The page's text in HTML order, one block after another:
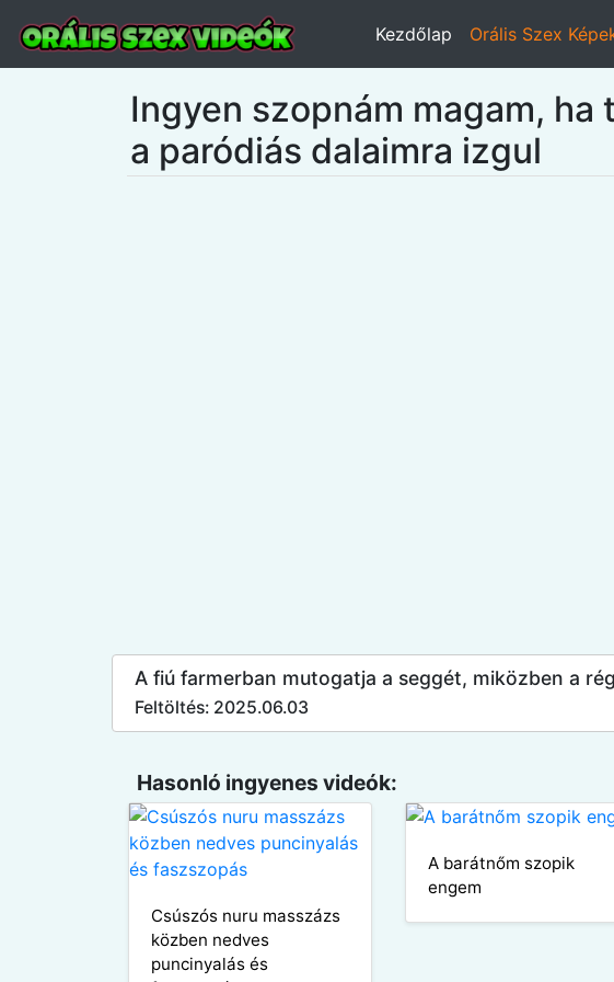
Kezdőlap Orális Szex
Ingyen szopnám magam,
a paródiás dalaimra izgul
A fiú farmerban mutogatja a seggét, miközben a
Feltöltés: 2025.06.03
Hasonló ingyenes videók:
Csúszós nuru masszázs
közben nedves
puncinyalás és
A barátnőm szopik
engem